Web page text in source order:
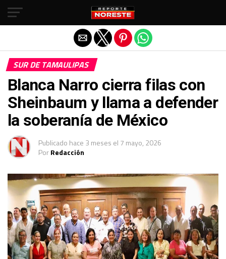
SUR DE TAMAULIPAS
Blanca Narro cierra filas con
Sheinbaum y llama a defender
la soberanía de México
Publicado hace 3 meses el 7 mayo, 2026
PorRedacción
Salir de la versión móvil